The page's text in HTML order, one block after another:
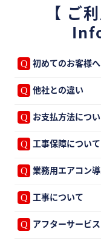
【 ご
初めてのお客様へ
他社との違い
お支払方法につ
工事保障について
業務用エアコン
工事について
アフターサービ